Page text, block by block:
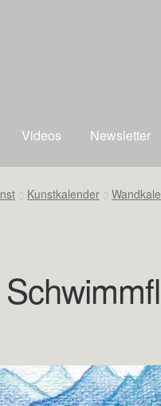
Videos Newsletter
Kunstkalender